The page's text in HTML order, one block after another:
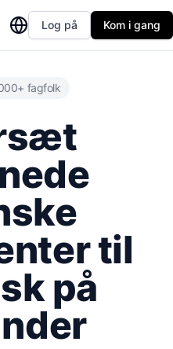
Log på Kom i gang
fagfolk
til
på